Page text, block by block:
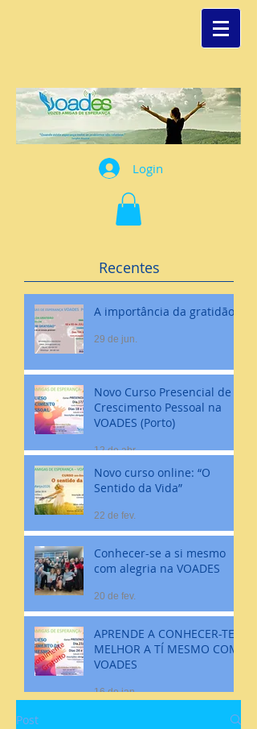
Login
Recentes
A importância da gratidão
29 de jun.
Novo Curso Presencial de
Crescimento Pessoal na
VOADES (Porto)
12 de abr.
Novo curso online: “O
Sentido da Vida”
22 de fev.
Conhecer-se a si mesmo
com alegria na VOADES
20 de fev.
APRENDE A CONHECER-TE
MELHOR A TÍ MESMO COM
VOADES
16 de jan.
Post